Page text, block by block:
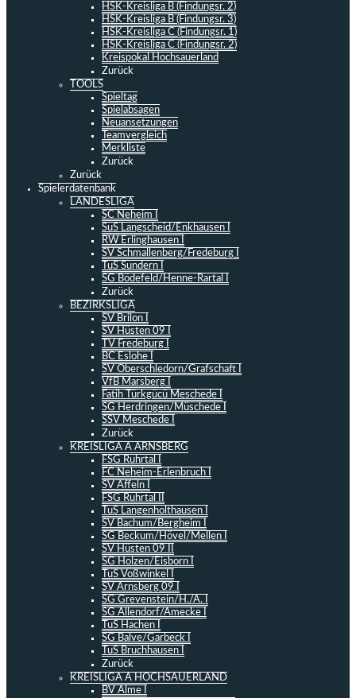
HSK-Kreisliga B (Findungsr. 2)
HSK-Kreisliga B (Findungsr. 3)
HSK-Kreisliga C (Findungsr. 1)
HSK-Kreisliga C (Findungsr. 2)
Kreispokal Hochsauerland
Zurück
TOOLS
Spieltag
Spielabsagen
Neuansetzungen
Teamvergleich
Merkliste
Zurück
Zurück
Spielerdatenbank
LANDESLIGA
SC Neheim I
SuS Langscheid/Enkhausen I
RW Erlinghausen I
SV Schmallenberg/Fredeburg I
TuS Sundern I
SG Bödefeld/Henne-Rartal I
Zurück
BEZIRKSLIGA
SV Brilon I
SV Hüsten 09 I
TV Fredeburg I
BC Eslohe I
SV Oberschledorn/Grafschaft I
VfB Marsberg I
Fatih Türkgücü Meschede I
SG Herdringen/Müschede I
SSV Meschede I
Zurück
KREISLIGA A ARNSBERG
FSG Ruhrtal I
FC Neheim-Erlenbruch I
SV Affeln I
FSG Ruhrtal II
TuS Langenholthausen I
SV Bachum/Bergheim I
SG Beckum/Hövel/Mellen I
SV Hüsten 09 II
SG Holzen/Eisborn I
TuS Voßwinkel I
SV Arnsberg 09 I
SG Grevenstein/H./A. I
SG Allendorf/Amecke I
TuS Hachen I
SG Balve/Garbeck I
TuS Bruchhausen I
Zurück
KREISLIGA A HOCHSAUERLAND
BV Alme I